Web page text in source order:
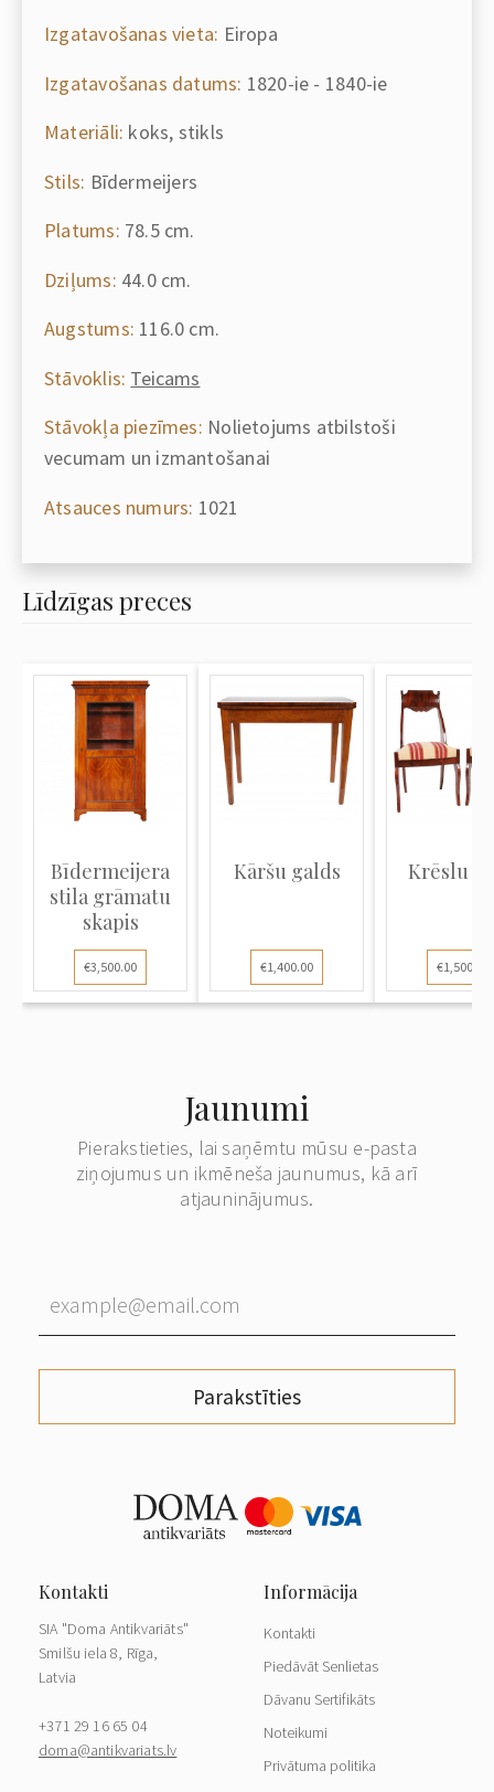
Izgatavošanas vieta: Eiropa
Izgatavošanas datums: 1820-ie - 1840-ie
Materiāli: koks, stikls
Stils: Bīdermeijers
Platums: 78.5 cm.
Dziļums: 44.0 cm.
Augstums: 116.0 cm.
Stāvoklis: Teicams
Stāvokļa piezīmes: Nolietojums atbilstoši
vecumam un izmantošanai
Atsauces numurs: 1021
Līdzīgas preces
Bīdermeijera
stila grāmatu
skapis
€3,500.00
Kāršu galds
€1,400.00
Krēslu
€1,500.00
Jaunumi
Pierakstieties, lai saņēmtu mūsu e-pasta
ziņojumus un ikmēneša jaunumus, kā arī
atjauninājumus.
Parakstīties
SIA "Doma Antikvariāts"
Smilšu iela 8, Rīga,
Latvia
+371 29 16 65 04
doma@antikvariats.lv
Kontakti
Piedāvāt Senlietas
Dāvanu Sertifikāts
Noteikumi
Privātuma politika